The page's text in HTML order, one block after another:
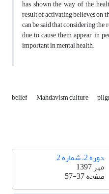
has shown the way of the
result of activating believes on
can be said that considering
due to cause them appear in
important in mental health.
belief Mahdavism culture
دوره 2، شماره 2
مهر 1397
صفحه57-37